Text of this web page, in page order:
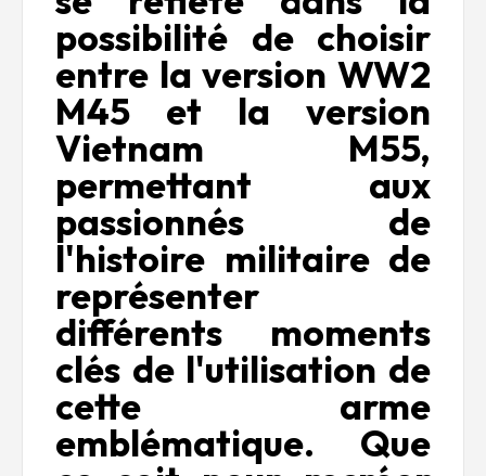
possibilité de choisir
entre la version WW2
M45 et la version
Vietnam M55,
permettant aux
passionnés de
l'histoire militaire de
représenter
différents moments
clés de l'utilisation de
cette arme
emblématique. Que